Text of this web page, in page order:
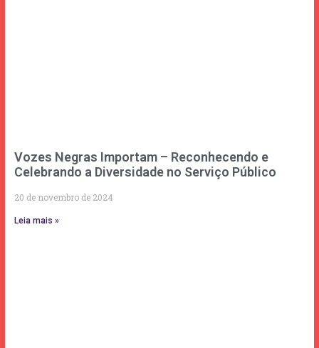
Vozes Negras Importam – Reconhecendo e
Celebrando a Diversidade no Serviço Público
20 de novembro de 2024
Leia mais »